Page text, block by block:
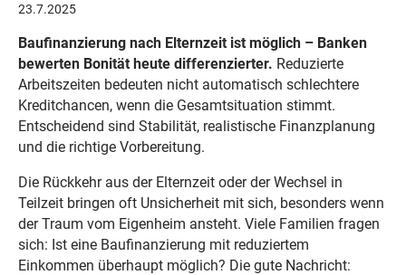
23.7.2025
Baufinanzierung nach Elternzeit ist möglich – Banken
bewerten Bonität heute differenzierter. Reduzierte
Arbeitszeiten bedeuten nicht automatisch schlechtere
Kreditchancen, wenn die Gesamtsituation stimmt.
Entscheidend sind Stabilität, realistische Finanzplanung
und die richtige Vorbereitung.
Die Rückkehr aus der Elternzeit oder der Wechsel in
Teilzeit bringen oft Unsicherheit mit sich, besonders wenn
der Traum vom Eigenheim ansteht. Viele Familien fragen
sich: Ist eine Baufinanzierung mit reduziertem
Einkommen überhaupt möglich? Die gute Nachricht: